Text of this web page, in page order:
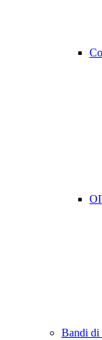
Bandi di